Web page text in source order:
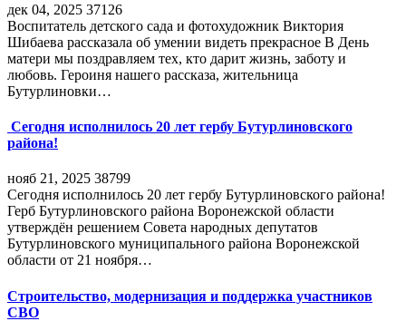
дек 04, 2025 37126
Воспитатель детского сада и фотохудожник Виктория
Шибаева рассказала об умении видеть прекрасное В День
матери мы поздравляем тех, кто дарит жизнь, заботу и
любовь. Героиня нашего рассказа, жительница
Бутурлиновки…
Сегодня исполнилось 20 лет гербу Бутурлиновского
района!
нояб 21, 2025 38799
Сегодня исполнилось 20 лет гербу Бутурлиновского района!
Герб Бутурлиновского района Воронежской области
утверждён решением Совета народных депутатов
Бутурлиновского муниципального района Воронежской
области от 21 ноября…
Строительство, модернизация и поддержка участников
СВО